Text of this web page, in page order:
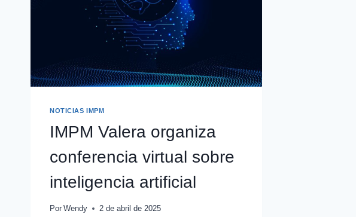
NOTICIAS IMPM
IMPM Valera organiza
conferencia virtual sobre
inteligencia artificial
Por Wendy 2 de abril de 2025